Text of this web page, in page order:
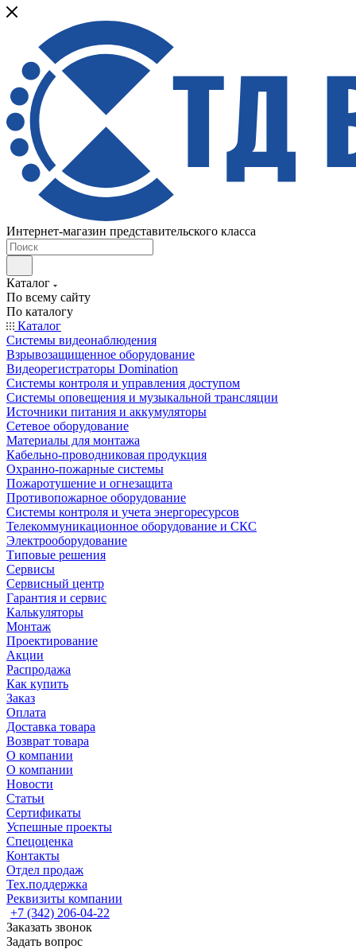
Интернет-магазин представительского класса
Каталог
По всему сайту
По каталогу
Каталог
Системы видеонаблюдения
Взрывозащищенное оборудование
Видеорегистраторы Domination
Системы контроля и управления доступом
Системы оповещения и музыкальной трансляции
Источники питания и аккумуляторы
Сетевое оборудование
Материалы для монтажа
Кабельно-проводниковая продукция
Охранно-пожарные системы
Пожаротушение и огнезащита
Противопожарное оборудование
Системы контроля и учета энергоресурсов
Телекоммуникационное оборудование и СКС
Электрооборудование
Типовые решения
Сервисы
Сервисный центр
Гарантия и сервис
Калькуляторы
Монтаж
Проектирование
Акции
Распродажа
Как купить
Заказ
Оплата
Доставка товара
Возврат товара
О компании
О компании
Новости
Статьи
Сертификаты
Успешные проекты
Спецоценка
Контакты
Отдел продаж
Тех.поддержка
Реквизиты компании
+7 (342) 206-04-22
Заказать звонок
Задать вопрос